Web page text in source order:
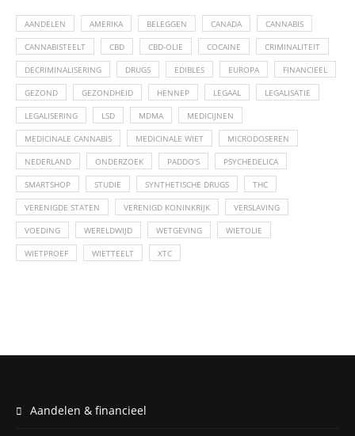
AANDELEN AMERIKA BELEGGEN CANADA CANNABIS
CANNABISTEELT CBD CBD-OLIE COCAINE CRIMINALITEIT
DECRIMINALISERING DRUGS EDIBLES EUROPA FINANCIEEL
GEZOND GEZONDHEID HENNEP LEGAAL LEGALISATIE
LEGALISERING LSD MDMA MEDICIJNEN
MEDICINALE CANNABIS MEDICINALE WIET MICRODOSEREN
NEDERLAND ONDERZOEK PADDO'S PSYCHEDELICA
SMARTSHOP STUDIE SYNTHETISCHE DRUGS THC
VERENIGDE STATEN VERENIGD KONINKRIJK VERSLAVING
VOEDING WERELDWIJD WETGEVING WIETOLIE
WIETPROEF WIETTEELT XTC
Aandelen & financieel